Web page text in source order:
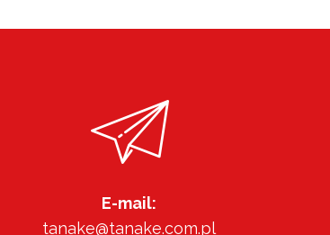
E-mail:
tanake@tanake.com.pl